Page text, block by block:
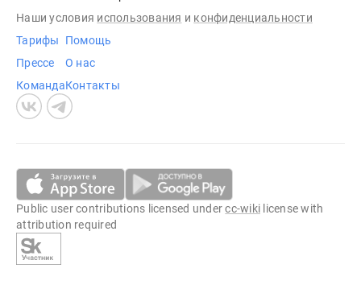
Наши условия использования и конфиденциальности
Тарифы
Прессе
Команда
Помощь
О нас
Контакты
Public user contributions licensed undercc-wiki license with
attribution required